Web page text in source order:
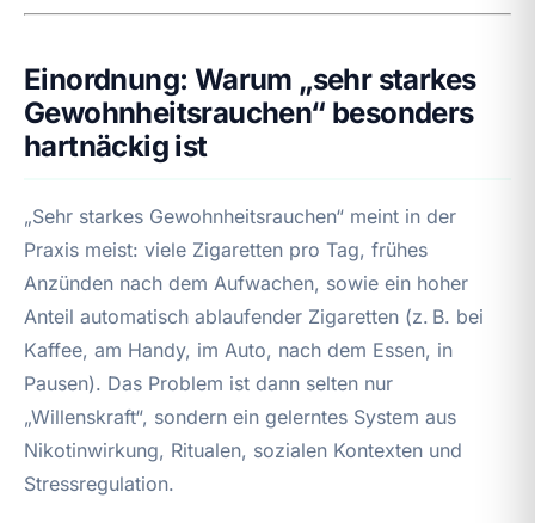
Einordnung: Warum „sehr starkes
Gewohnheitsrauchen“ besonders
hartnäckig ist
„Sehr starkes Gewohnheitsrauchen“ meint in der
Praxis meist: viele Zigaretten pro Tag, frühes
Anzünden nach dem Aufwachen, sowie ein hoher
Anteil automatisch ablaufender Zigaretten (z. B. bei
Kaffee, am Handy, im Auto, nach dem Essen, in
Pausen). Das Problem ist dann selten nur
„Willenskraft“, sondern ein gelerntes System aus
Nikotinwirkung, Ritualen, sozialen Kontexten und
Stressregulation.